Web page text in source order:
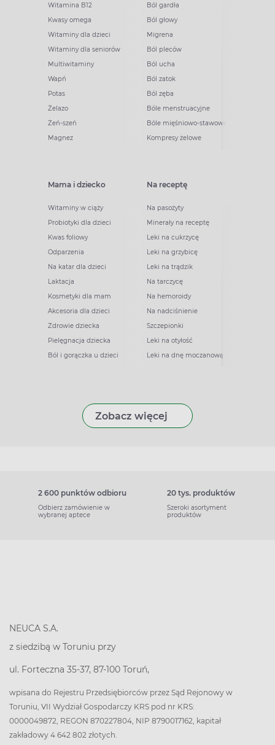
Witamina B12
Kwasy omega
Witaminy dla dzieci
Witaminy dla seniorów
Multiwitaminy
Wapń
Potas
Żelazo
Żeń-szeń
Magnez
Ból gardła
Ból głowy
Migrena
Ból pleców
Ból ucha
Ból zatok
Ból zęba
Bóle menstruacyjne
Bóle mięśniowo-stawowe
Kompresy żelowe
Mama i dziecko
Witaminy w ciąży
Probiotyki dla dzieci
Kwas foliowy
Odparzenia
Na katar dla dzieci
Laktacja
Kosmetyki dla mam
Akcesoria dla dzieci
Zdrowie dziecka
Pielęgnacja dziecka
Ból i gorączka u dzieci
Na receptę
Na pasożyty
Minerały na receptę
Leki na cukrzycę
Leki na grzybicę
Leki na trądzik
Na tarczycę
Na hemoroidy
Na nadciśnienie
Szczepionki
Leki na otyłość
Leki na dnę moczanową
Zobacz więcej
2 600 punktów odbioru
Odbierz zamówienie w
wybranej aptece
20 tys. produktów
Szeroki asortyment
produktów
NEUCA S.A.
z siedzibą w Toruniu przy
ul. Forteczna 35-37, 87-100 Toruń,
wpisana do Rejestru Przedsiębiorców przez Sąd Rejonowy w
Toruniu, VII Wydział Gospodarczy KRS pod nr KRS:
0000049872, REGON 870227804, NIP 8790017162, kapitał
zakładowy 4 642 802 złotych.